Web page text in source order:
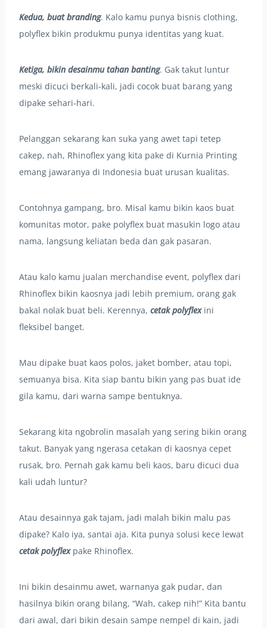
Kedua, buat branding. Kalo kamu punya bisnis clothing,
polyflex bikin produkmu punya identitas yang kuat.
Ketiga, bikin desainmu tahan banting. Gak takut luntur
meski dicuci berkali-kali, jadi cocok buat barang yang
dipake sehari-hari.
Pelanggan sekarang kan suka yang awet tapi tetep
cakep, nah, Rhinoflex yang kita pake di Kurnia Printing
emang jawaranya di Indonesia buat urusan kualitas.
Contohnya gampang, bro. Misal kamu bikin kaos buat
komunitas motor, pake polyflex buat masukin logo atau
nama, langsung keliatan beda dan gak pasaran.
Atau kalo kamu jualan merchandise event, polyflex dari
Rhinoflex bikin kaosnya jadi lebih premium, orang gak
bakal nolak buat beli. Kerennya, cetak polyflexini
fleksibel banget.
Mau dipake buat kaos polos, jaket bomber, atau topi,
semuanya bisa. Kita siap bantu bikin yang pas buat ide
gila kamu, dari warna sampe bentuknya.
Sekarang kita ngobrolin masalah yang sering bikin orang
takut. Banyak yang ngerasa cetakan di kaosnya cepet
rusak, bro. Pernah gak kamu beli kaos, baru dicuci dua
kali udah luntur?
Atau desainnya gak tajam, jadi malah bikin malu pas
dipake? Kalo iya, santai aja. Kita punya solusi kece lewat
cetak polyflexpake Rhinoflex.
Ini bikin desainmu awet, warnanya gak pudar, dan
hasilnya bikin orang bilang, “Wah, cakep nih!” Kita bantu
dari awal, dari bikin desain sampe nempel di kain, jadi